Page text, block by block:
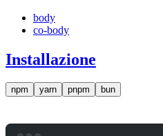
body
co-body
Installazione
npm yarn pnpm bun